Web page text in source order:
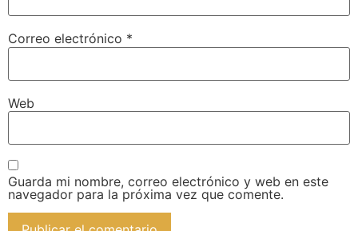
Correo electrónico *
Web
Guarda mi nombre, correo electrónico y web en este
navegador para la próxima vez que comente.